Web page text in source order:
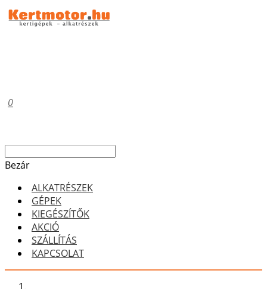
0
Bezár
ALKATRÉSZEK
GÉPEK
KIEGÉSZÍTŐK
AKCIÓ
SZÁLLÍTÁS
KAPCSOLAT